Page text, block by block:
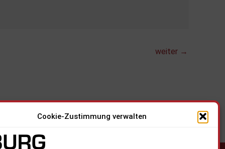
Cookie-Zustimmung verwalten
weiter →